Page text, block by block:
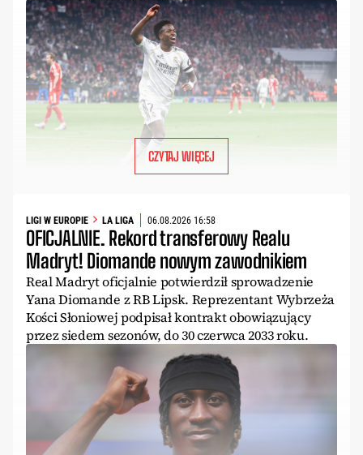
CZYTAJ WIĘCEJ
LIGI W EUROPIE LA LIGA 06.08.2026 16:58
OFICJALNIE. Rekord transferowy Realu
Madryt! Diomande nowym zawodnikiem
Real Madryt oficjalnie potwierdził sprowadzenie
Yana Diomande z RB Lipsk. Reprezentant Wybrzeża
Kości Słoniowej podpisał kontrakt obowiązujący
przez siedem sezonów, do 30 czerwca 2033 roku.